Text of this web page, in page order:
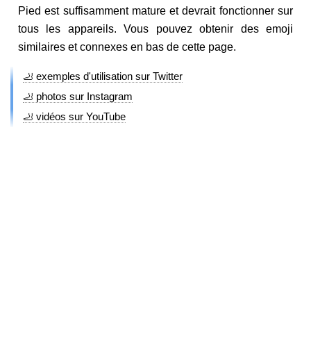
Pied est suffisamment mature et devrait fonctionner sur
tous les appareils. Vous pouvez obtenir des emoji
similaires et connexes en bas de cette page.
🦶 exemples d'utilisation sur Twitter
🦶 photos sur Instagram
🦶 vidéos sur YouTube